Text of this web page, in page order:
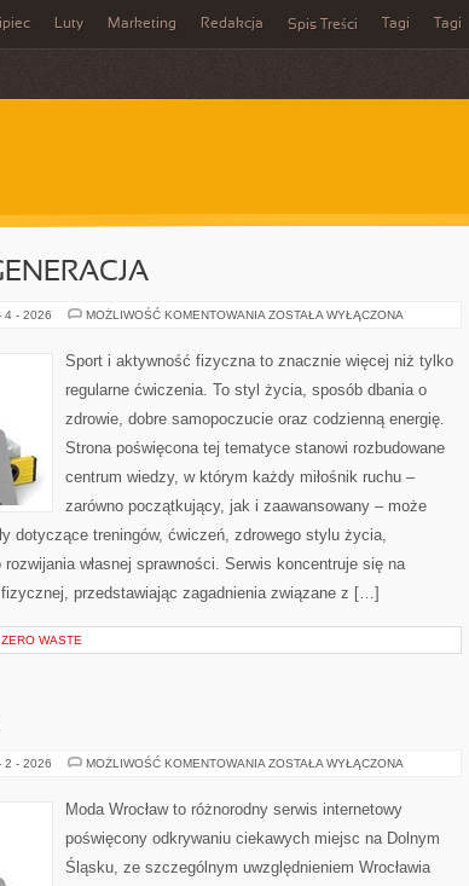
Luty Marketing Redakcja Spis Treści Tagi Tagi
4 - 2026 MOŻLIWOŚĆ KOMENTOWANIA ZDROWIE
ZOSTAŁA WYŁĄCZONA
Sport i aktywność fizyczna to znacznie więcej niż tylko
regularne ćwiczenia. To styl życia, sposób dbania o
zdrowie, dobre samopoczucie oraz codzienną energię.
Strona poświęcona tej tematyce stanowi rozbudowane
centrum wiedzy, w którym każdy miłośnik ruchu –
zarówno początkujący, jak i zaawansowany – może
dotyczące treningów, ćwiczeń, zdrowego stylu życia,
własnej sprawności. Serwis koncentruje się na
przedstawiając zagadnienia związane z […]
WASTE
2 - 2026 MOŻLIWOŚĆ KOMENTOWANIA JELENIA
ZOSTAŁA WYŁĄCZONA
Moda Wrocław to różnorodny serwis internetowy
poświęcony odkrywaniu ciekawych miejsc na Dolnym
Śląsku, ze szczególnym uwzględnieniem Wrocławia